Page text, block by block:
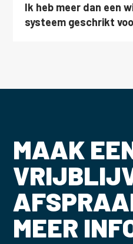
Ik heb meer dan een
systeem geschrikt
MAAK
MEER